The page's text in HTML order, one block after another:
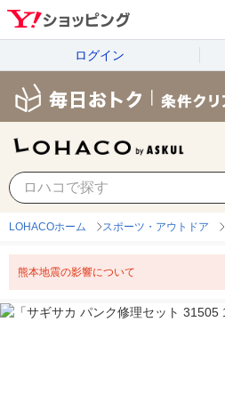
ログイン
LOHACOホーム スポーツ・アウトドア
熊本地震の影響について